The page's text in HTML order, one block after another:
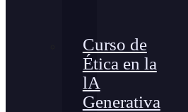
Curso de
Ética en la
lA
Generativa